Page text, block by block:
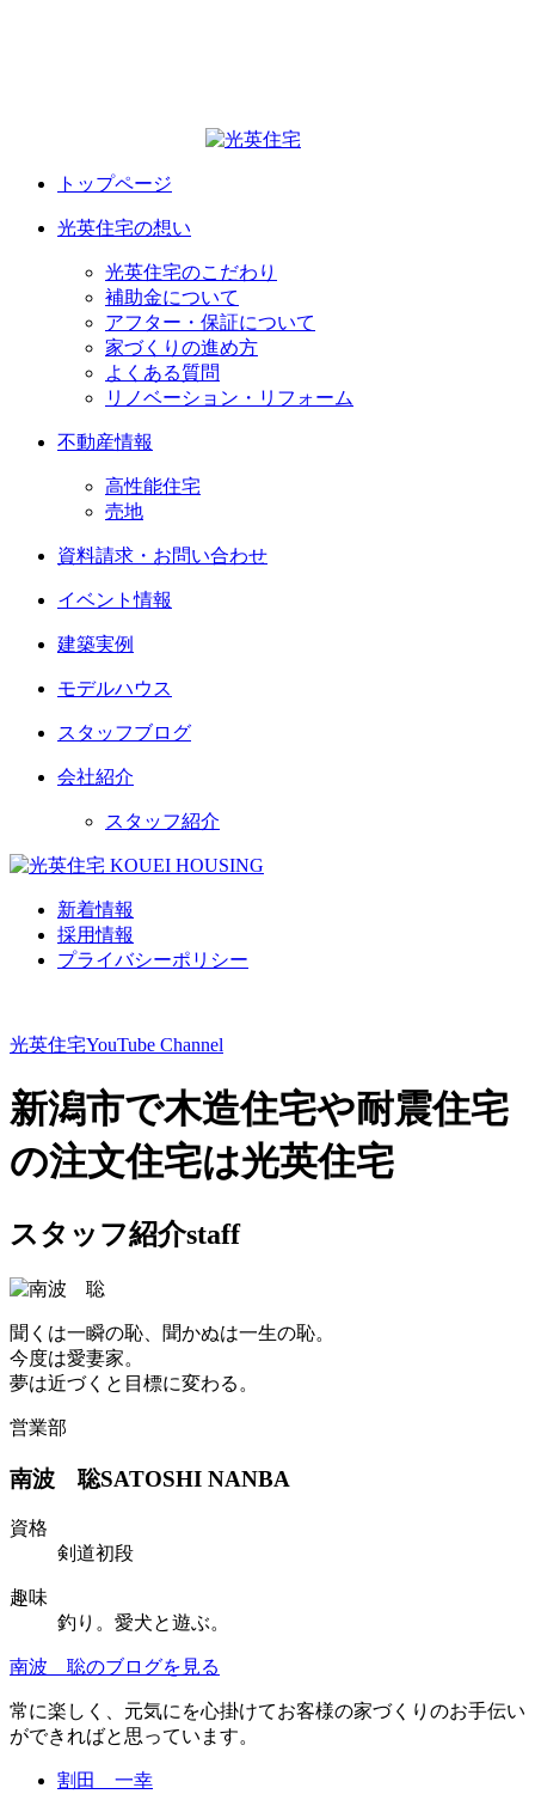
トップページ
光英住宅の想い
光英住宅のこだわり
補助金について
アフター・保証について
家づくりの進め方
よくある質問
リノベーション・リフォーム
不動産情報
高性能住宅
売地
資料請求・お問い合わせ
イベント情報
建築実例
モデルハウス
スタッフブログ
会社紹介
スタッフ紹介
新着情報
採用情報
プライバシーポリシー
光英住宅YouTube Channel
新潟市で木造住宅や耐震住宅
の注文住宅は光英住宅
スタッフ紹介staff
聞くは一瞬の恥、聞かぬは一生の恥。
今度は愛妻家。
夢は近づくと目標に変わる。
営業部
南波 聡SATOSHI NANBA
資格
剣道初段
趣味
釣り。愛犬と遊ぶ。
南波 聡のブログを見る
常に楽しく、元気にを心掛けてお客様の家づくりのお手伝い
ができればと思っています。
割田 一幸